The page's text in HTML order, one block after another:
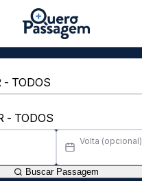
Volta (opcional)
Buscar Passagem